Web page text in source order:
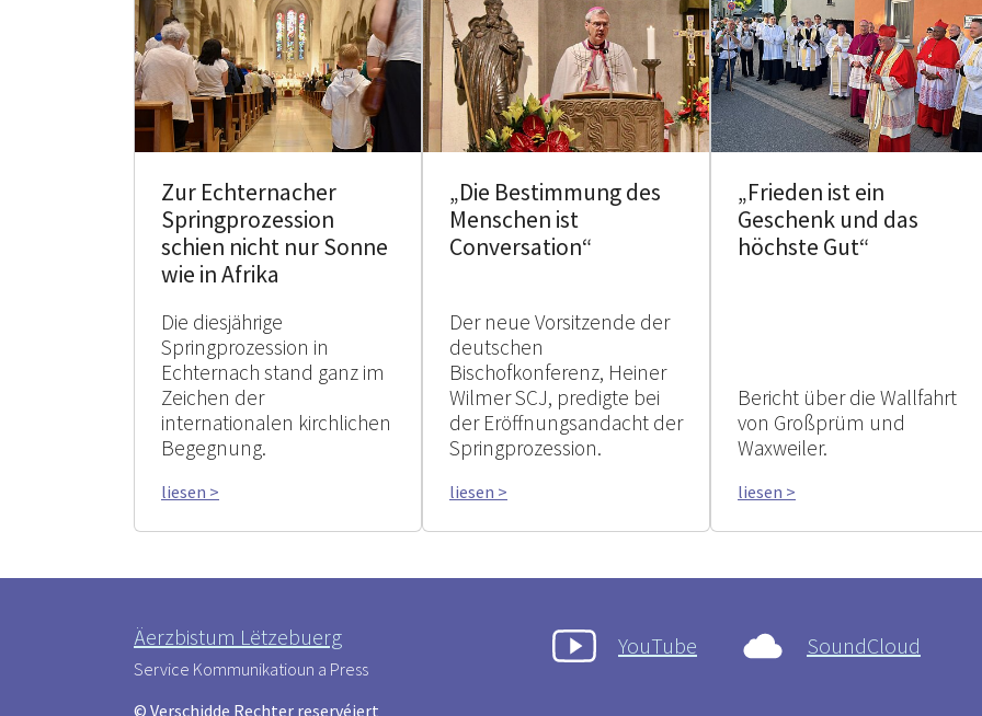
Zur Echternacher
Springprozession
schien nicht nur Sonne
wie in Afrika
Die diesjährige
Springprozession in
Echternach stand ganz im
Zeichen der
internationalen kirchlichen
Begegnung.
liesen >
„Die Bestimmung des
Menschen ist
Conversation“
Der neue Vorsitzende der
deutschen
Bischofkonferenz, Heiner
Wilmer SCJ, predigte bei
der Eröffnungsandacht der
Springprozession.
liesen >
„Frieden ist ein
Geschenk und das
höchste Gut“
Bericht über die Wallfahrt
von Großprüm und
Waxweiler.
liesen >
Äerzbistum Lëtzebuerg
Service Kommunikatioun a Press
© Verschidde Rechter reservéiert
YouTube SoundCloud